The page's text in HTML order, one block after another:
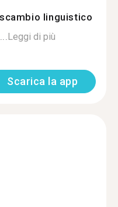
linguistico
Leggi di più
Scarica la app